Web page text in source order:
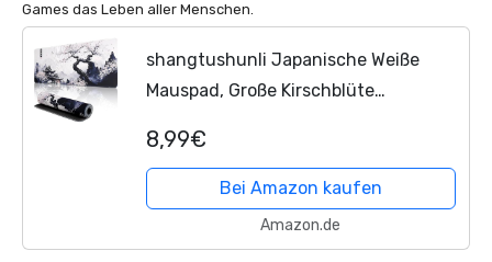
Games das Leben aller Menschen.
shangtushunli Japanische Weiße
Mauspad, Große Kirschblüte
Tastatur Matte, Rutschfeste
Gummibasis, Großer Erweiterter...
8,99€
Bei Amazon kaufen
Amazon.de